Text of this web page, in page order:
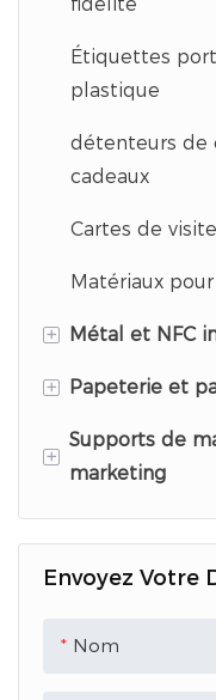
Étiquettes
plastique
détenteurs de
cadeaux
Cartes de
Matériaux
+ Métal et NFC
Cartes de
Solution NFC
+ Papeterie et
Suite
mariage
Papier testeur
cartes
+
Supports de
marketing
Brochures et
Présentoirs en
Envoyez Votre
Nom